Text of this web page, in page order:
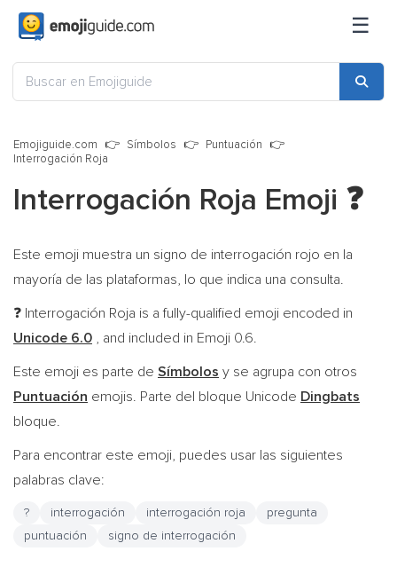
☰
Emojiguide.com Símbolos
Puntuación
Interrogación Roja
Interrogación Roja Emoji ❓
Este emoji muestra un signo de interrogación rojo en la
mayoría de las plataformas, lo que indica una consulta.
❓ Interrogación Roja is a fully-qualified emoji encoded in
Unicode 6.0 , and included in Emoji 0.6.
Este emoji es parte de Símbolos y se agrupa con otros
Puntuación emojis. Parte del bloque Unicode Dingbats
bloque.
Para encontrar este emoji, puedes usar las siguientes
palabras clave:
? interrogación interrogación roja
pregunta
puntuación
signo de interrogación